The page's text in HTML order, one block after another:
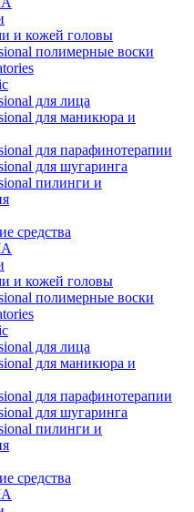
и кожей головы
полимерные воски
для лица
для маникюра и
для парафинотерапии
для шугаринга
пилинги и
средства
и кожей головы
полимерные воски
для лица
для маникюра и
для парафинотерапии
для шугаринга
пилинги и
средства